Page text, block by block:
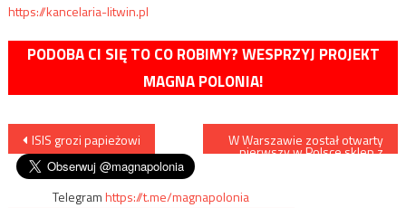
https://kancelaria-litwin.pl
PODOBA CI SIĘ TO CO ROBIMY? WESPRZYJ PROJEKT
MAGNA POLONIA!
Nawigacja
wpisu
ISIS grozi papieżowi W Warszawie został otwarty
pierwszy w Polsce sklep z
Telegramhttps://t.me/magnapolonia